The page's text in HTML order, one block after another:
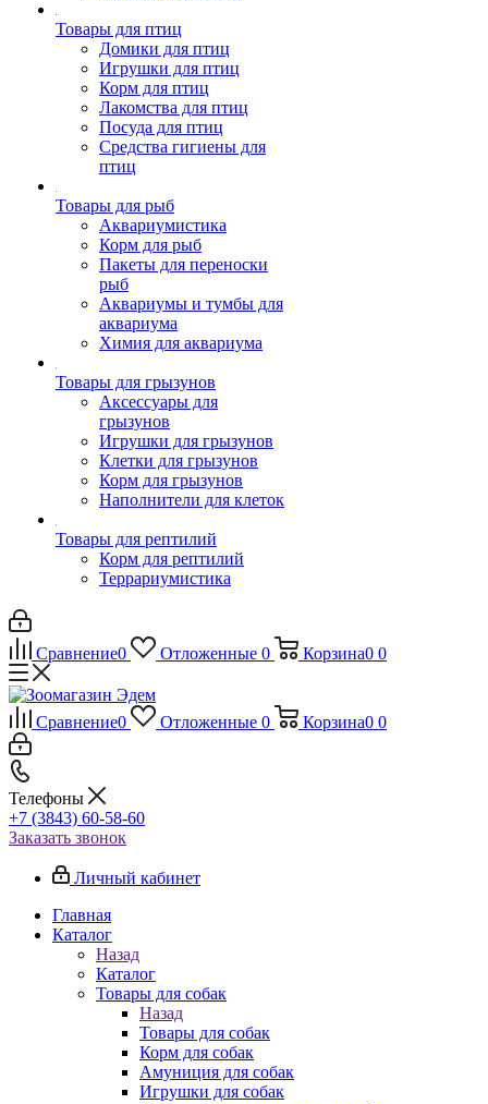
Товары для птиц
Домики для птиц
Игрушки для птиц
Корм для птиц
Лакомства для птиц
Посуда для птиц
Средства гигиены для
птиц
Товары для рыб
Аквариумистика
Корм для рыб
Пакеты для переноски
рыб
Аквариумы и тумбы для
аквариума
Химия для аквариума
Товары для грызунов
Аксессуары для
грызунов
Игрушки для грызунов
Клетки для грызунов
Корм для грызунов
Наполнители для клеток
Товары для рептилий
Корм для рептилий
Террариумистика
Сравнение0 Отложенные 0 Корзина0 0
Сравнение0 Отложенные 0 Корзина0 0
Телефоны
+7 (3843) 60-58-60
Заказать звонок
Личный кабинет
Главная
Каталог
Назад
Каталог
Товары для собак
Назад
Товары для собак
Корм для собак
Амуниция для собак
Игрушки для собак